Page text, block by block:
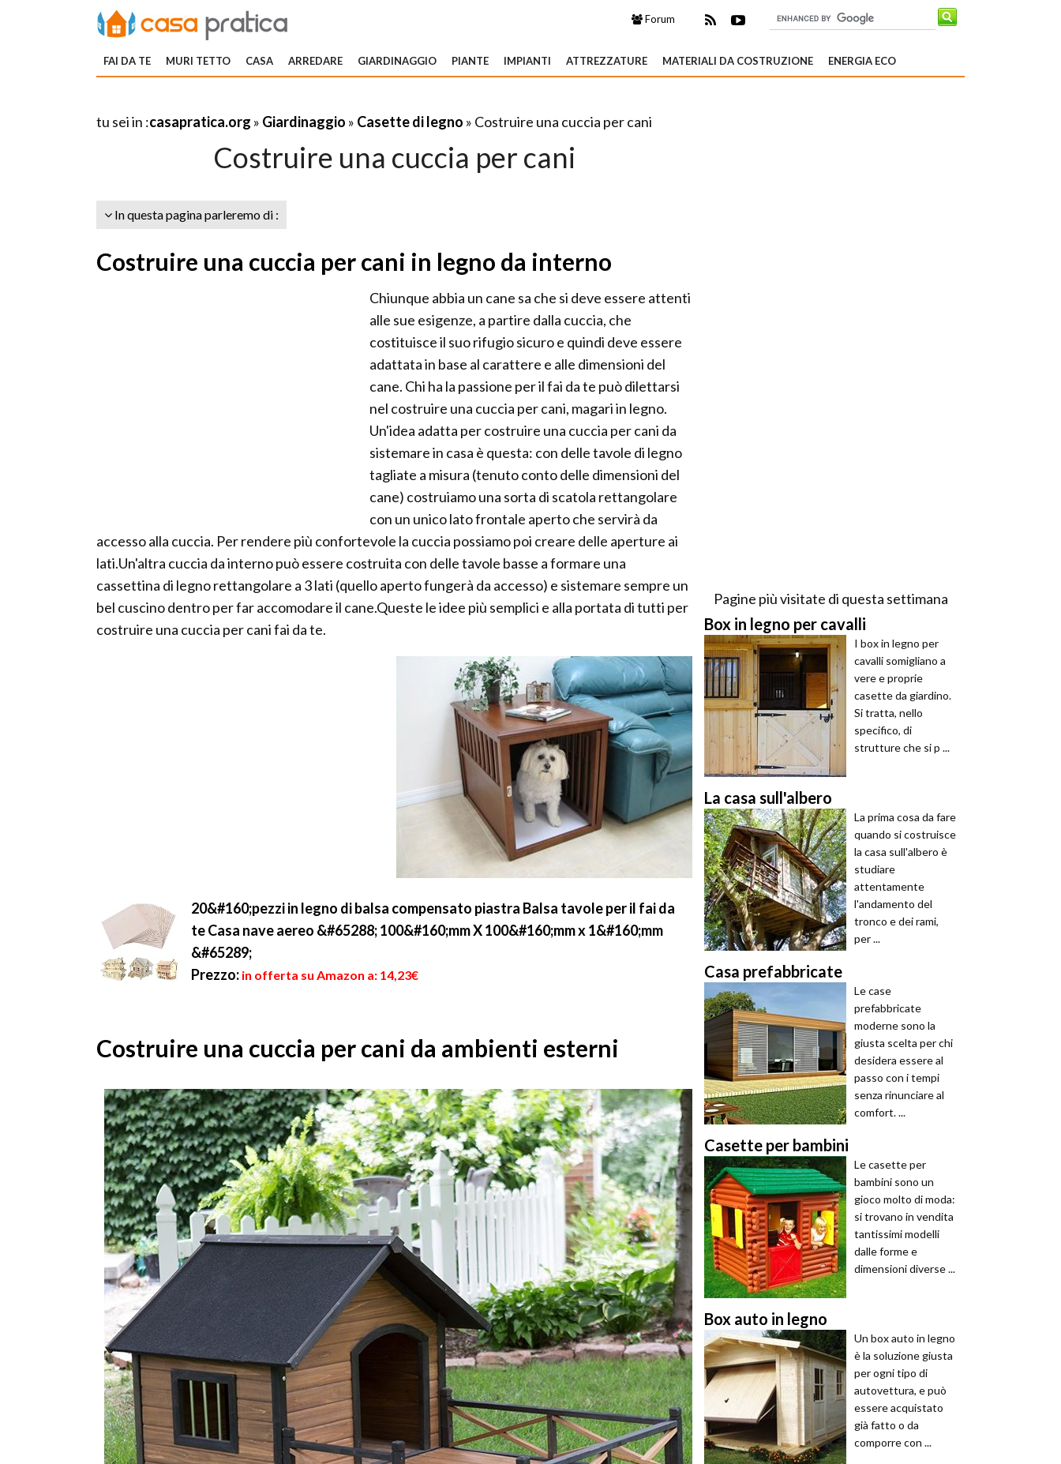
Forum
FAI DA TE MURI TETTO CASA ARREDARE GIARDINAGGIO PIANTE IMPIANTI ATTREZZATURE MATERIALI DA COSTRUZIONE ENERGIA ECO
tu sei in :casapratica.org » Giardinaggio » Casette di legno » Costruire una cuccia per cani
Costruire una cuccia per cani
In questa pagina parleremo di :
Costruire una cuccia per cani in legno da interno
Chiunque abbia un cane sa che si deve essere attenti
alle sue esigenze, a partire dalla cuccia, che
costituisce il suo rifugio sicuro e quindi deve essere
adattata in base al carattere e alle dimensioni del
cane. Chi ha la passione per il fai da te può dilettarsi
nel costruire una cuccia per cani, magari in legno.
Un'idea adatta per costruire una cuccia per cani da
sistemare in casa è questa: con delle tavole di legno
tagliate a misura (tenuto conto delle dimensioni del
cane) costruiamo una sorta di scatola rettangolare
con un unico lato frontale aperto che servirà da
accesso alla cuccia. Per rendere più confortevole la cuccia possiamo poi creare delle aperture ai
lati.Un'altra cuccia da interno può essere costruita con delle tavole basse a formare una
cassettina di legno rettangolare a 3 lati (quello aperto fungerà da accesso) e sistemare sempre un
bel cuscino dentro per far accomodare il cane.Queste le idee più semplici e alla portata di tutti per
costruire una cuccia per cani fai da te.
20&#160;pezzi in legno di balsa compensato piastra Balsa tavole per il fai da
te Casa nave aereo &#65288; 100&#160;mm X 100&#160;mm x 1&#160;mm
&#65289;
Prezzo: in offerta su Amazon a: 14,23€
Costruire una cuccia per cani da ambienti esterni
Pagine più visitate di questa settimana
Box in legno per cavalli
I box in legno per
cavalli somigliano a
vere e proprie
casette da giardino.
Si tratta, nello
specifico, di
strutture che si p ...
La casa sull'albero
La prima cosa da fare
quando si costruisce
la casa sull'albero è
studiare
attentamente
l'andamento del
tronco e dei rami,
per ...
Casa prefabbricate
Le case
prefabbricate
moderne sono la
giusta scelta per chi
desidera essere al
passo con i tempi
senza rinunciare al
comfort. ...
Casette per bambini
Le casette per
bambini sono un
gioco molto di moda:
si trovano in vendita
tantissimi modelli
dalle forme e
dimensioni diverse ...
Box auto in legno
Un box auto in legno
è la soluzione giusta
per ogni tipo di
autovettura, e può
essere acquistato
già fatto o da
comporre con ...